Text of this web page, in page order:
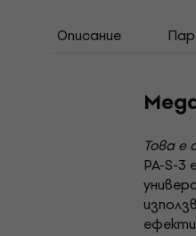
Описание
Това
PA-S-3